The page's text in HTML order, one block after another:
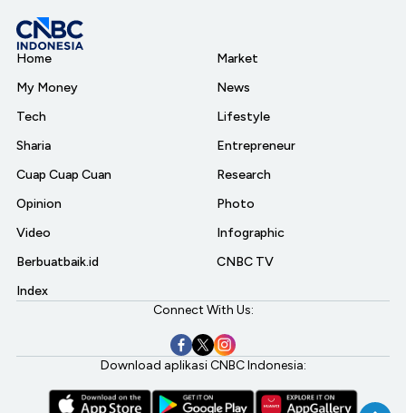
Home
My Money
Tech
Sharia
Cuap Cuap Cuan
Opinion
Video
Berbuatbaik.id
Index
Market
News
Lifestyle
Entrepreneur
Research
Photo
Infographic
CNBC TV
Connect With Us:
Download aplikasi CNBC Indonesia: